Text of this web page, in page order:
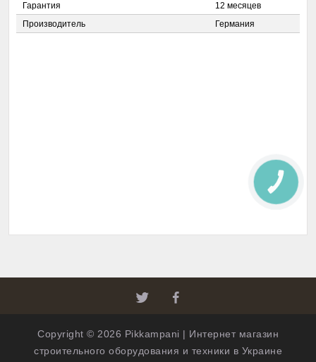
Гарантия
12 месяцев
Производитель
Германия
Copyright © 2026 Pikkampani | Интернет магазин
строительного оборудования и техники в Украине
КНОПКА
СВЯЗИ